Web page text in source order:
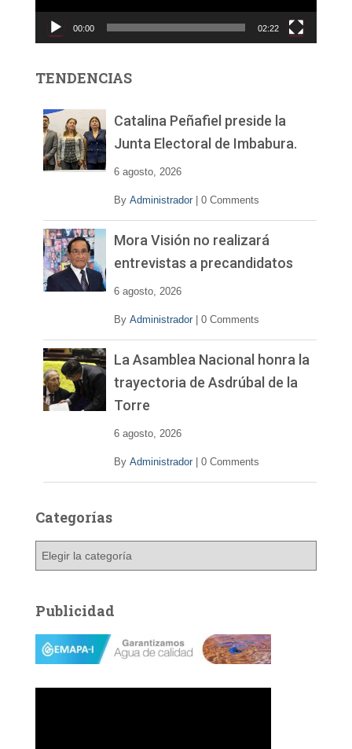
c
d
00:00 02:22
TENDENCIAS
Catalina Peñafiel preside la
Junta Electoral de Imbabura.
6 agosto, 2026
By Administrador 0 Comments
Mora Visión no realizará
entrevistas a precandidatos
6 agosto, 2026
By Administrador 0 Comments
La Asamblea Nacional honra la
trayectoria de Asdrúbal de la
Torre
6 agosto, 2026
By Administrador 0 Comments
Categorías
g
o
a
Publicidad